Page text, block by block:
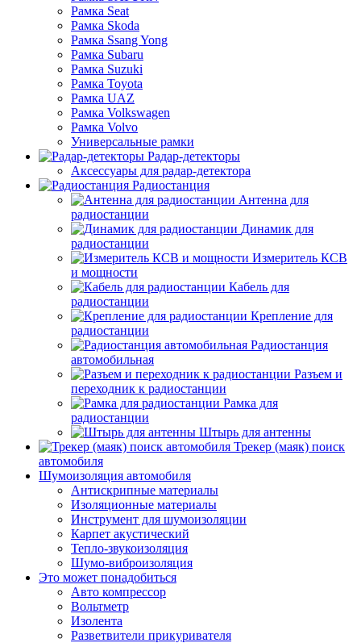
Рамка Seat
Рамка Skoda
Рамка Ssang Yong
Рамка Subaru
Рамка Suzuki
Рамка Toyota
Рамка UAZ
Рамка Volkswagen
Рамка Volvo
Универсальные рамки
Радар-детекторы
Аксессуары для радар-детектора
Радиостанция
Антенна для
радиостанции
Динамик для
радиостанции
Измеритель КСВ
и мощности
Кабель для
радиостанции
Крепление для
радиостанции
Радиостанция
автомобильная
Разъем и
переходник к радиостанции
Рамка для
радиостанции
Штырь для антенны
Трекер (маяк) поиск
автомобиля
Шумоизоляция автомобиля
Антискрипные материалы
Изоляционные материалы
Инструмент для шумоизоляции
Карпет акустический
Тепло-звукоизоляция
Шумо-виброизоляция
Это может понадобиться
Авто компрессор
Вольтметр
Изолента
Разветвители прикуривателя